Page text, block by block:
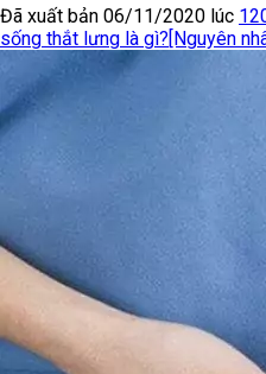
Đã xuất bản 06/11/2020 lúc
sống thắt lưng là gì?[Nguyên